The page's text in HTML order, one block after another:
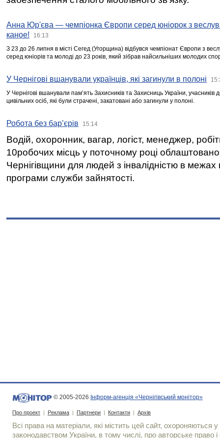
Анна Юр'єва — чемпіонка Європи серед юніорок з
каное!
16:13
З 23 до 26 липня в місті Сегед (Угорщина) відбувся чемпіонат Європи з
серед юніорів та молоді до 23 років, який зібрав найсильніших молодих
У Чернігові вшанували українців, які загинули в полоні
У Чернігові вшанували пам’ять Захисників та Захисниць України,
цивільних осіб, які були страчені, закатовані або загинули у полоні.
Робота без бар’єрів 15:14
Водій, охоронник, вагар, логіст, менеджер,
10робочих місць у поточному році
Чернігівщини для людей з інвалідністю в межах
програми служби зайнятості.
© 2005-2026 Інформ-агенція «Чернігівський монітор»
Про проект | Реклама | Партнери | Контакти | Архів
Всі права на матеріали, які містить цей сайт, охороняються у
законодавством України, в тому числі, про авторське право і